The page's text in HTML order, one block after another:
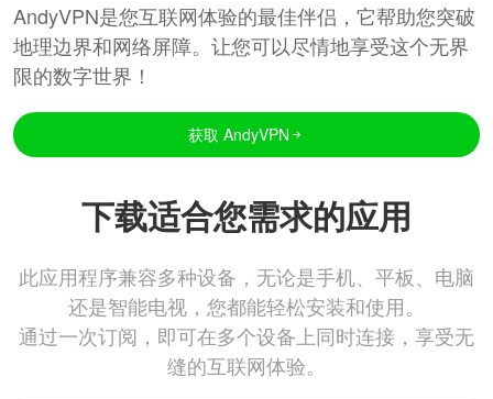
AndyVPN是您互联网体验的最佳伴侣，它帮助您突破
地理边界和网络屏障。让您可以尽情地享受这个无界
限的数字世界！
获取 AndyVPN
下载适合您需求的应用
此应用程序兼容多种设备，无论是手机、平板、电脑
还是智能电视，您都能轻松安装和使用。
通过一次订阅，即可在多个设备上同时连接，享受无
缝的互联网体验。